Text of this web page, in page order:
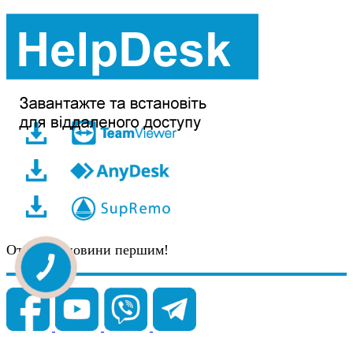
Отримуй новини першим!
КНОПКА
ЗВ'ЯЗКУ